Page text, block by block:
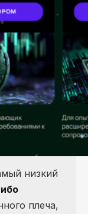
низкий
плеча,